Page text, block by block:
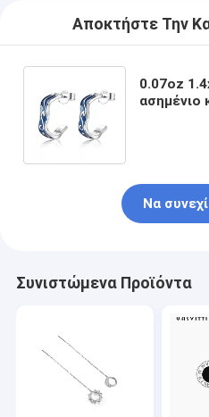
Αποκτήστε Την
0.07oz
ασημένιο
Να
Συνιστώμενα Προϊόντα